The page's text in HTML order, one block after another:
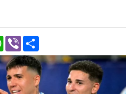
WhatsApp
Viber